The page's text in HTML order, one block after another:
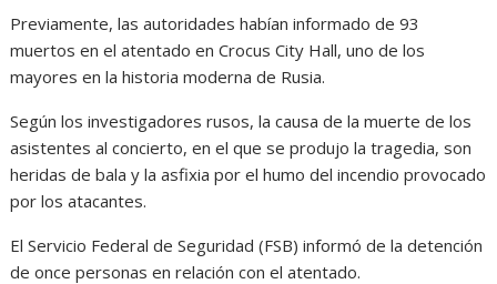
Previamente, las autoridades habían informado de 93
muertos en el atentado en Crocus City Hall, uno de los
mayores en la historia moderna de Rusia.
Según los investigadores rusos, la causa de la muerte de los
asistentes al concierto, en el que se produjo la tragedia, son
heridas de bala y la asfixia por el humo del incendio provocado
por los atacantes.
El Servicio Federal de Seguridad (FSB) informó de la detención
de once personas en relación con el atentado.